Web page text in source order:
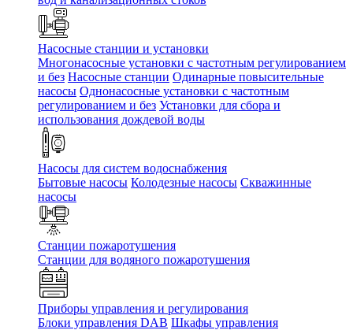
Насосные станции и установки
Многонасосные установки с частотным регулированием
и без Насосные станции Одинарные повысительные
насосы Однонасосные установки с частотным
регулированием и без Установки для сбора и
использования дождевой воды
Насосы для систем водоснабжения
Бытовые насосы Колодезные насосы Скважинные
насосы
Станции пожаротушения
Станции для водяного пожаротушения
Приборы управления и регулирования
Блоки управления DAB Шкафы управления